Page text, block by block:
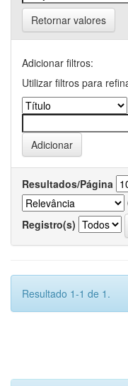
Retornar valores
Adicionar filtros:
Utilizar filtros para
Resultados/Página
Registro(s)
Resultado 1-1 de 1.